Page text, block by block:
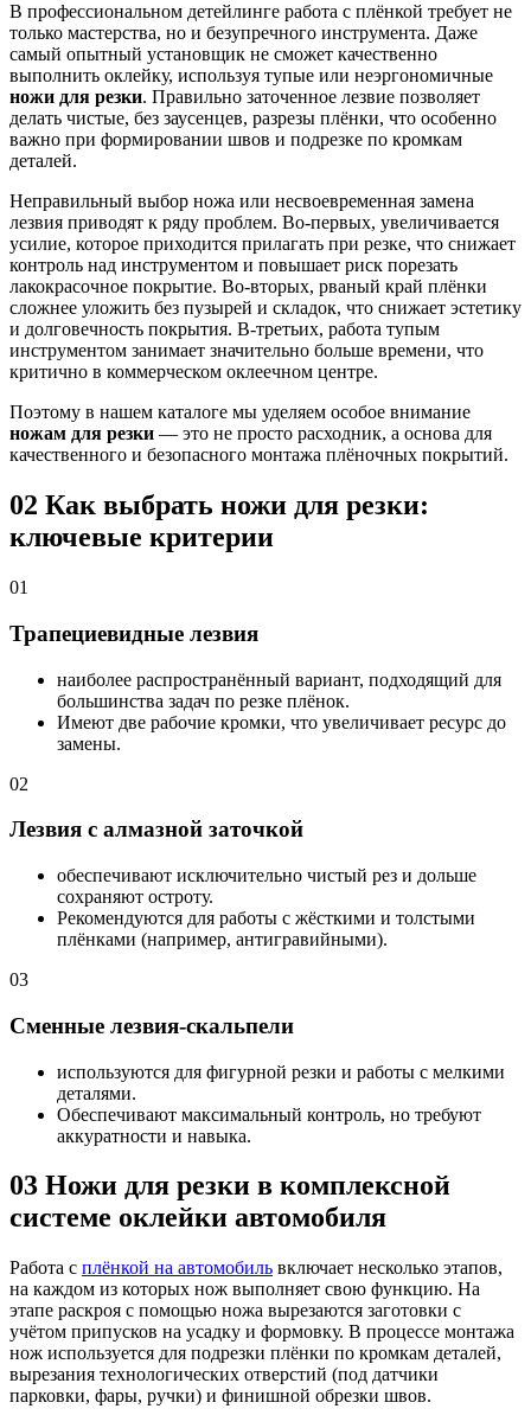
В профессиональном детейлинге работа с плёнкой требует не
только мастерства, но и безупречного инструмента. Даже
самый опытный установщик не сможет качественно
выполнить оклейку, используя тупые или неэргономичные
ножи для резки. Правильно заточенное лезвие позволяет
делать чистые, без заусенцев, разрезы плёнки, что особенно
важно при формировании швов и подрезке по кромкам
деталей.
Неправильный выбор ножа или несвоевременная замена
лезвия приводят к ряду проблем. Во-первых, увеличивается
усилие, которое приходится прилагать при резке, что снижает
контроль над инструментом и повышает риск порезать
лакокрасочное покрытие. Во-вторых, рваный край плёнки
сложнее уложить без пузырей и складок, что снижает эстетику
и долговечность покрытия. В-третьих, работа тупым
инструментом занимает значительно больше времени, что
критично в коммерческом оклеечном центре.
Поэтому в нашем каталоге мы уделяем особое внимание
ножам для резки — это не просто расходник, а основа для
качественного и безопасного монтажа плёночных покрытий.
02 Как выбрать ножи для резки:
ключевые критерии
01
Трапециевидные лезвия
наиболее распространённый вариант, подходящий для
большинства задач по резке плёнок.
Имеют две рабочие кромки, что увеличивает ресурс до
замены.
02
Лезвия с алмазной заточкой
обеспечивают исключительно чистый рез и дольше
сохраняют остроту.
Рекомендуются для работы с жёсткими и толстыми
плёнками (например, антигравийными).
03
Сменные лезвия-скальпели
используются для фигурной резки и работы с мелкими
деталями.
Обеспечивают максимальный контроль, но требуют
аккуратности и навыка.
03 Ножи для резки в комплексной
системе оклейки автомобиля
Работа с плёнкой на автомобиль включает несколько этапов,
на каждом из которых нож выполняет свою функцию. На
этапе раскроя с помощью ножа вырезаются заготовки с
учётом припусков на усадку и формовку. В процессе монтажа
нож используется для подрезки плёнки по кромкам деталей,
вырезания технологических отверстий (под датчики
парковки, фары, ручки) и финишной обрезки швов.